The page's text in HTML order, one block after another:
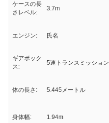
ケースの長
さレベル:
3.7m
エンジン: 氏名
ギアボック
ス:
5速トランスミッション
体の長さ: 5.445メートル
身体幅: 1.94m